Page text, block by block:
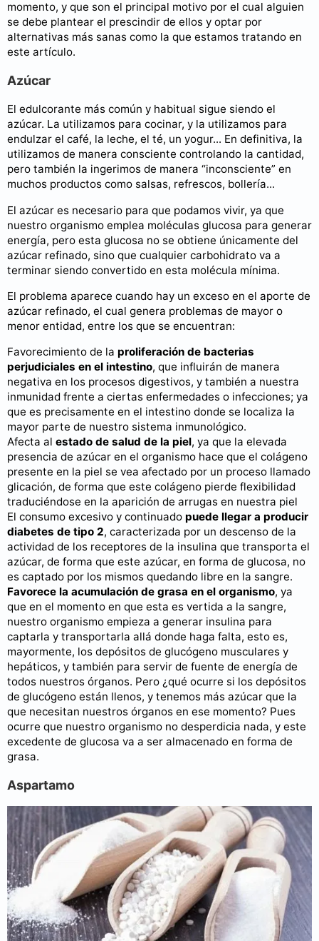
momento, y que son el principal motivo por el cual alguien
se debe plantear el prescindir de ellos y optar por
alternativas más sanas como la que estamos tratando en
este artículo.
Azúcar
El edulcorante más común y habitual sigue siendo el
azúcar. La utilizamos para cocinar, y la utilizamos para
endulzar el café, la leche, el té, un yogur... En definitiva, la
utilizamos de manera consciente controlando la cantidad,
pero también la ingerimos de manera “inconsciente” en
muchos productos como salsas, refrescos, bollería...
El azúcar es necesario para que podamos vivir, ya que
nuestro organismo emplea moléculas glucosa para generar
energía, pero esta glucosa no se obtiene únicamente del
azúcar refinado, sino que cualquier carbohidrato va a
terminar siendo convertido en esta molécula mínima.
El problema aparece cuando hay un exceso en el aporte de
azúcar refinado, el cual genera problemas de mayor o
menor entidad, entre los que se encuentran:
Favorecimiento de la proliferación de bacterias
perjudiciales en el intestino, que influirán de manera
negativa en los procesos digestivos, y también a nuestra
inmunidad frente a ciertas enfermedades o infecciones; ya
que es precisamente en el intestino donde se localiza la
mayor parte de nuestro sistema inmunológico.
Afecta al estado de salud de la piel, ya que la elevada
presencia de azúcar en el organismo hace que el colágeno
presente en la piel se vea afectado por un proceso llamado
glicación, de forma que este colágeno pierde flexibilidad
traduciéndose en la aparición de arrugas en nuestra piel
El consumo excesivo y continuado puede llegar a producir
diabetes de tipo 2, caracterizada por un descenso de la
actividad de los receptores de la insulina que transporta el
azúcar, de forma que este azúcar, en forma de glucosa, no
es captado por los mismos quedando libre en la sangre.
Favorece la acumulación de grasa en el organismo, ya
que en el momento en que esta es vertida a la sangre,
nuestro organismo empieza a generar insulina para
captarla y transportarla allá donde haga falta, esto es,
mayormente, los depósitos de glucógeno musculares y
hepáticos, y también para servir de fuente de energía de
todos nuestros órganos. Pero ¿qué ocurre si los depósitos
de glucógeno están llenos, y tenemos más azúcar que la
que necesitan nuestros órganos en ese momento? Pues
ocurre que nuestro organismo no desperdicia nada, y este
excedente de glucosa va a ser almacenado en forma de
grasa.
Aspartamo